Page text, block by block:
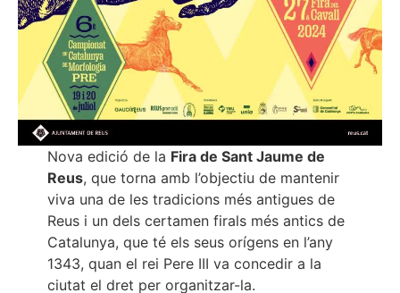
Nova edició de la Fira de Sant Jaume de
Reus, que torna amb l’objectiu de mantenir
viva una de les tradicions més antigues de
Reus i un dels certamen firals més antics de
Catalunya, que té els seus orígens en l’any
1343, quan el rei Pere III va concedir a la
ciutat el dret per organitzar-la.